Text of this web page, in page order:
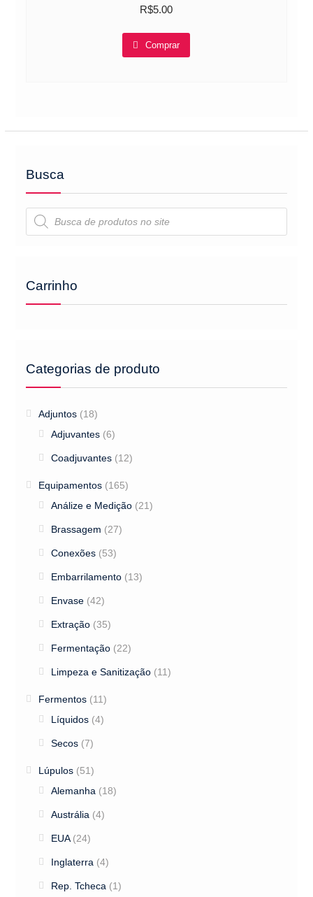
R$5.00
Comprar
Busca
Pesquisar
produtos
Carrinho
Categorias de produto
Adjuntos (18)
Adjuvantes (6)
Coadjuvantes (12)
Equipamentos (165)
Análize e Medição (21)
Brassagem (27)
Conexões (53)
Embarrilamento (13)
Envase (42)
Extração (35)
Fermentação (22)
Limpeza e Sanitização (11)
Fermentos (11)
Líquidos (4)
Secos (7)
Lúpulos (51)
Alemanha (18)
Austrália (4)
EUA (24)
Inglaterra (4)
Rep. Tcheca (1)